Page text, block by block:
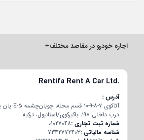
اجاره خودرو در مقاصد مختلف+
Rentifa Rent A Car Ltd.
آدرس
درب داخلی ۱۹۸، باکیرکوی/استانبول، ترکیه
شماره ثبت تجاری01027048
شناسه مالیاتی7342772403